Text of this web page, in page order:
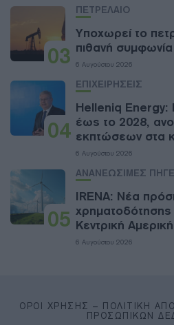
03
ΠΕΤΡΕΛΑΙΟ
Υποχωρεί το
πιθανή
6 Αυγούστου 2026
04
ΕΠΙΧΕΙΡΗΣΕΙΣ
Helleniq Energy:
έως το 2028,
εκπτώσεων στα
6 Αυγούστου 2026
05
ΑΝΑΝΕΩΣΙΜΕΣ
IRENA: Νέα
Κεντρική
6 Αυγούστου 2026
ΌΡΟΙ ΧΡΉΣΗΣ – ΠΟΛΙΤΙΚΉ
ΠΡΟΣΩΠΙΚΏΝ